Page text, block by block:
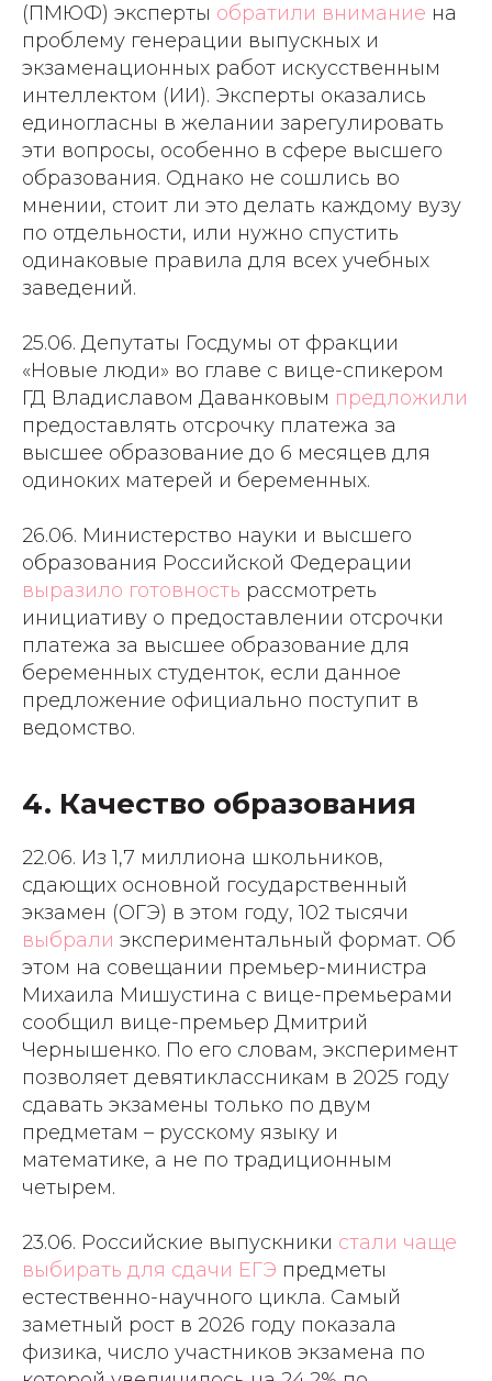
(ПМЮФ) эксперты обратили внимание на
проблему генерации выпускных и
экзаменационных работ искусственным
интеллектом (ИИ). Эксперты оказались
единогласны в желании зарегулировать
эти вопросы, особенно в сфере высшего
образования. Однако не сошлись во
мнении, стоит ли это делать каждому вузу
по отдельности, или нужно спустить
одинаковые правила для всех учебных
заведений.
25.06. Депутаты Госдумы от фракции
«Новые люди» во главе с вице-спикером
ГД Владиславом Даванковым предложили
предоставлять отсрочку платежа за
высшее образование до 6 месяцев для
одиноких матерей и беременных.
26.06. Министерство науки и высшего
образования Российской Федерации
выразило готовность рассмотреть
инициативу о предоставлении отсрочки
платежа за высшее образование для
беременных студенток, если данное
предложение официально поступит в
ведомство.
4. Качество образования
22.06. Из 1,7 миллиона школьников,
сдающих основной государственный
экзамен (ОГЭ) в этом году, 102 тысячи
выбрали экспериментальный формат. Об
этом на совещании премьер-министра
Михаила Мишустина с вице-премьерами
сообщил вице-премьер Дмитрий
Чернышенко. По его словам, эксперимент
позволяет девятиклассникам в 2025 году
сдавать экзамены только по двум
предметам – русскому языку и
математике, а не по традиционным
четырем.
23.06. Российские выпускники стали чаще
выбирать для сдачи ЕГЭ предметы
естественно-научного цикла. Самый
заметный рост в 2026 году показала
физика, число участников экзамена по